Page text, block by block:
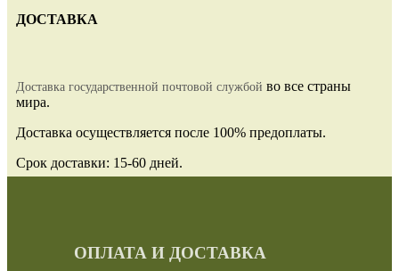
ДОСТАВКА
Доставка государственной почтовой службой во все страны
мира.
Доставка осуществляется после 100% предоплаты.
Срок доставки: 15-60 дней.
ОПЛАТА И ДОСТАВКА